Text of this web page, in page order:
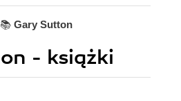
Gary Sutton
- książki